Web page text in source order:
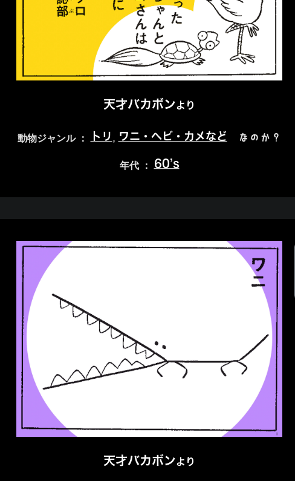
天才バカボンより
動物ジャンル ： トリ,ワニ・ヘビ・カメなど なのか？
年代 ： 60’s
天才バカボンより